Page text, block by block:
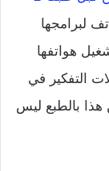
لبرامجها
هواتفها
التفكير في
بالطبع ليس